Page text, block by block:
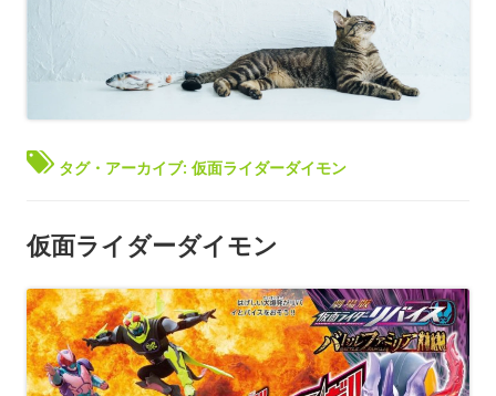
タグ・アーカイブ: 仮面ライダーダイモン
仮面ライダーダイモン